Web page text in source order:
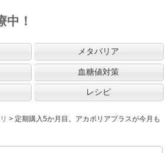
中！
メタバリア
血糖値対策
レシピ
> 定期購入5か月目。アカポリアプラスが今月も